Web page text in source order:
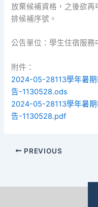
放棄候補資格，之後欲
排候補序號。
公告單位：學生住宿服務
附件：
2024-05-28113學年暑
告-1130528.ods
2024-05-28113學年暑
告-1130528.pdf
PREVIOUS